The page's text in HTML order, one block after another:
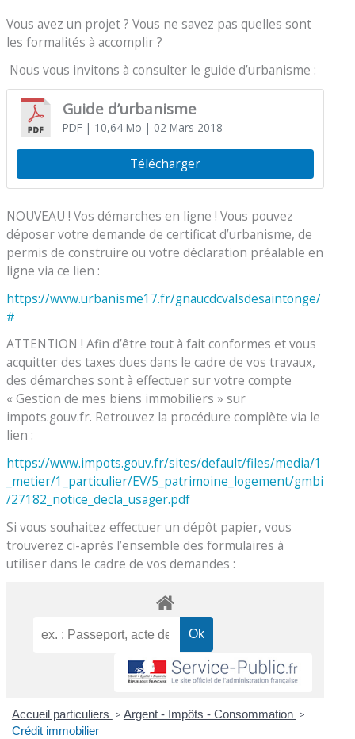
Vous avez un projet ? Vous ne savez pas quelles sont
les formalités à accomplir ?
Nous vous invitons à consulter le guide d’urbanisme :
Guide d’urbanisme
PDF| 10,64 Mo | 02 Mars 2018
Télécharger
NOUVEAU ! Vos démarches en ligne ! Vous pouvez
déposer votre demande de certificat d’urbanisme, de
permis de construire ou votre déclaration préalable en
ligne via ce lien :
https://www.urbanisme17.fr/gnaucdcvalsdesaintonge/
#
ATTENTION ! Afin d’être tout à fait conformes et vous
acquitter des taxes dues dans le cadre de vos travaux,
des démarches sont à effectuer sur votre compte
« Gestion de mes biens immobiliers » sur
impots.gouv.fr. Retrouvez la procédure complète via le
lien :
https://www.impots.gouv.fr/sites/default/files/media/1
_metier/1_particulier/EV/5_patrimoine_logement/gmbi
/27182_notice_decla_usager.pdf
Si vous souhaitez effectuer un dépôt papier, vous
trouverez ci-après l’ensemble des formulaires à
utiliser dans le cadre de vos demandes :
Accueil particuliers > Argent - Impôts - Consommation >
Crédit immobilier